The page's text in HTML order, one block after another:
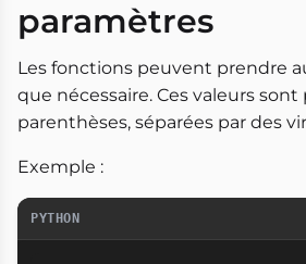
paramètres
Les fonctions peuvent prendre
que nécessaire. Ces valeurs
parenthèses, séparées par des
Exemple :
PYTHON